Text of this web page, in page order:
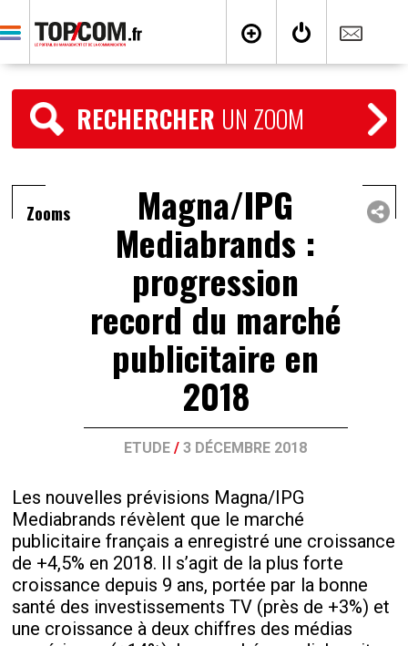
RECHERCHER UN ZOOM
Zooms Magna/IPG
Mediabrands :
progression
record du marché
publicitaire en
2018
ETUDE /3 DÉCEMBRE 2018
Les nouvelles prévisions Magna/IPG
Mediabrands révèlent que le marché
publicitaire français a enregistré une croissance
de +4,5% en 2018. Il s’agit de la plus forte
croissance depuis 9 ans, portée par la bonne
santé des investissements TV (près de +3%) et
une croissance à deux chiffres des médias